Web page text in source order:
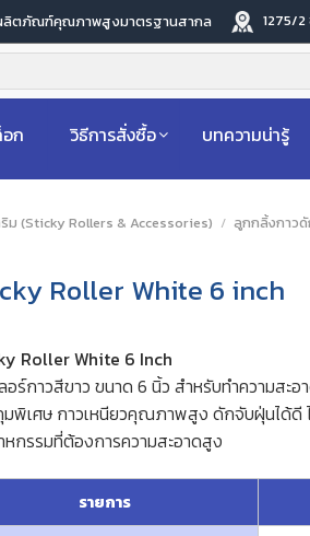
ผลิตภัณฑ์คุณภาพสูงมาตรฐานสากล 1275/2
ก วิธีการสั่งซื้อ บทความน่ารู้
(Sticky Rollers & Accessories) / ลูกกลิ้งกาว
Roller White 6 inch
Roller White 6 Inch
อร์กาวสีขาว ขนาด 6 นิ้ว สำหรับทำความส
พิเศษ กาวเหนียวคุณภาพสูง ดักจับฝุ่นได้ดี
กรรมที่ต้องการความสะอาดสูง
รายการ